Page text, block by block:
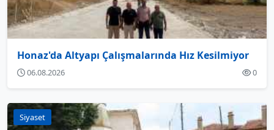
Honaz'da Altyapı Çalışmalarında Hız Kesilmiyor
06.08.2026 0
Siyaset